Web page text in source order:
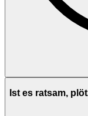
Ist es ratsam,